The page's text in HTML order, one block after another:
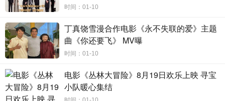
时间：01-10
丁真饶雪漫合作电影《永不失联的爱》主题
曲《你还要飞》 MV曝
时间：01-10
电影《丛林大冒险》8月19日欢乐上映 寻宝
小队暖心集结